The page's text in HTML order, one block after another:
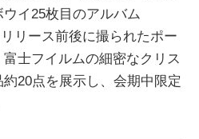
イ25枚目のアルバム
リリース前後に撮られたポー
士フイルムの細密なクリス
20点を展示し、会期中限定